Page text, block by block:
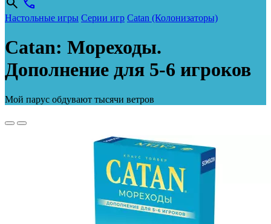
Настольные игры Серии игр Catan (Колонизаторы)
Catan: Мореходы.
Дополнение для 5-6 игроков
Мой парус обдувают тысячи ветров